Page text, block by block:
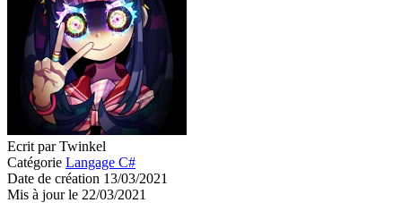
Ecrit par Twinkel
Catégorie Langage C#
Date de création 13/03/2021
Mis à jour le 22/03/2021